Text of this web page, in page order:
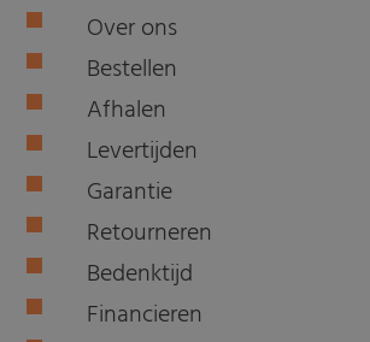
Over ons
Bestellen
Afhalen
Levertijden
Garantie
Retourneren
Bedenktijd
Financieren